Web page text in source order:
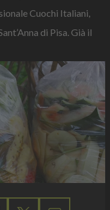
Cuochi Italiani,
di Pisa. Già il